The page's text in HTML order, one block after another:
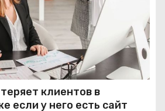
клиентов в
если у него есть сайт